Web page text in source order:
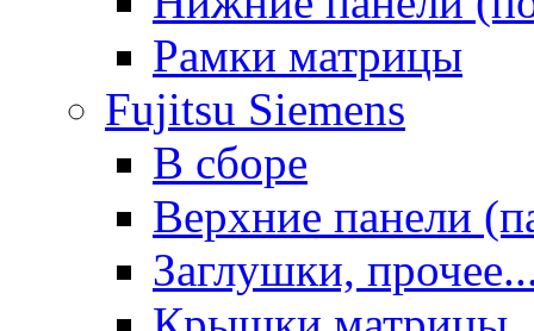
Рамки матрицы
Fujitsu Siemens
В сборе
Верхние панели
Заглушки,